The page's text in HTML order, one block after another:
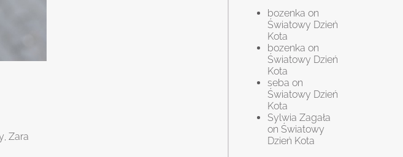
bozenka on
Światowy Dzień
Kota
bozenka on
Światowy Dzień
Kota
seba on
Światowy Dzień
Kota
Sylwia Zagała
on Światowy
Dzień Kota
, Zara